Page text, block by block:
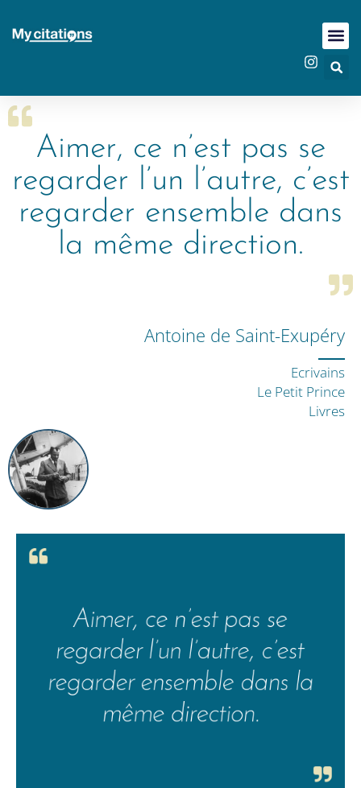
Aimer, ce n’est pas se
regarder l’un l’autre, c’est
regarder ensemble dans
la même direction.
Antoine de Saint-Exupéry
Ecrivains
Le Petit Prince
Livres